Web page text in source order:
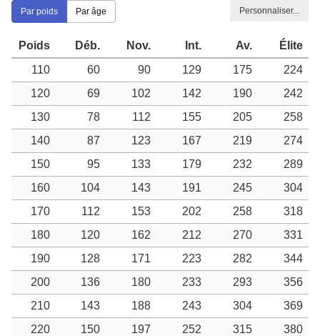
Par poids Par âge Personnaliser...
Poids Déb. Nov. Int. Av.
Élite
110
60 90 129 175
224
120
69 102 142 190
242
130
78 112 155 205
258
140
87 123 167 219
274
150
95 133 179 232
289
160
104 143 191 245
304
170
112 153 202 258
318
180
120 162 212 270
331
190
128 171 223 282
344
200
136 180 233 293
356
210
143 188 243 304
369
220
150 197 252 315
380